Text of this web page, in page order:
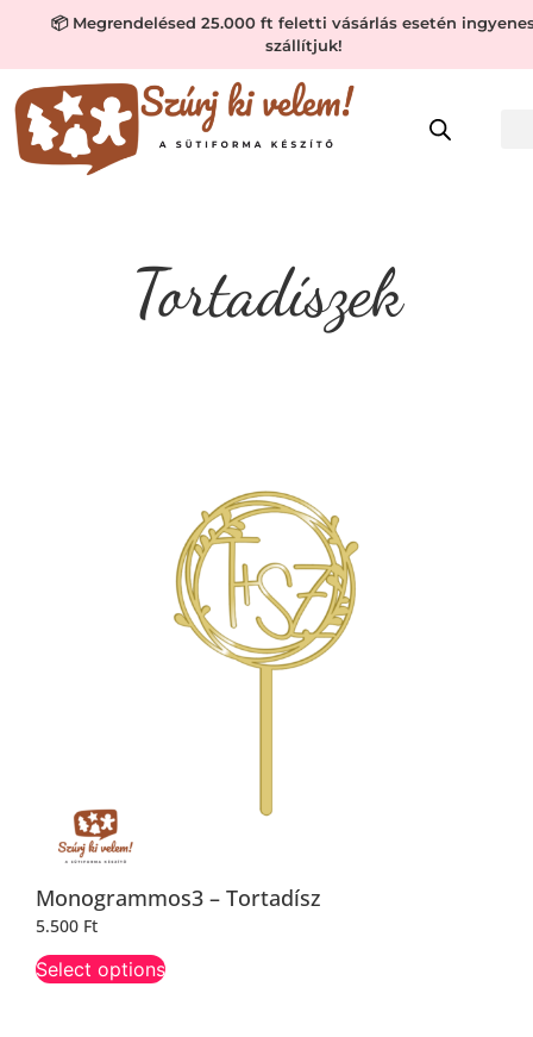
📦 Megrendelésed 25.000 ft feletti vásárlás esetén
szállítjuk!
Tortadíszek
Monogrammos3 – Tortadísz
5.500 Ft
Select options